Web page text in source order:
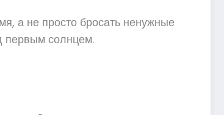
а не просто бросать ненужные
первым солнцем.